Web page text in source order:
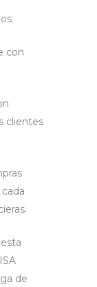
con
clientes
de